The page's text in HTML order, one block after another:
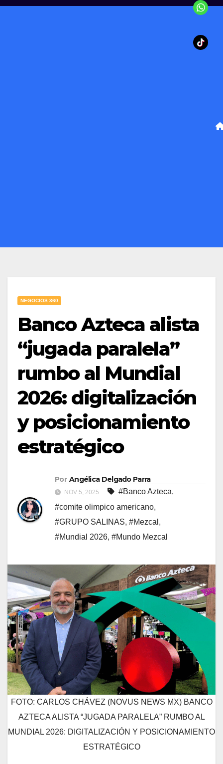
NEGOCIOS 360
Banco Azteca alista
“jugada paralela”
rumbo al Mundial
2026: digitalización
y posicionamiento
estratégico
Por Angélica Delgado Parra
NOV 5, 2025 #Banco Azteca,
#comite olimpico americano,
#GRUPO SALINAS, #Mezcal ,
#Mundial 2026, #Mundo Mezcal
FOTO: CARLOS CHÁVEZ (NOVUS NEWS MX) BANCO
AZTECA ALISTA “JUGADA PARALELA” RUMBO AL
MUNDIAL 2026: DIGITALIZACIÓN Y POSICIONAMIENTO
ESTRATÉGICO